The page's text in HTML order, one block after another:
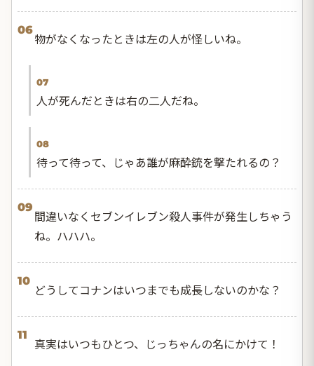
06
物がなくなったときは左の人が怪しいね。
07
人が死んだときは右の二人だね。
08
待って待って、じゃあ誰が麻酔銃を撃たれるの？
09
間違いなくセブンイレブン殺人事件が発生しちゃう
ね。ハハハ。
10
どうしてコナンはいつまでも成長しないのかな？
11
真実はいつもひとつ、じっちゃんの名にかけて！